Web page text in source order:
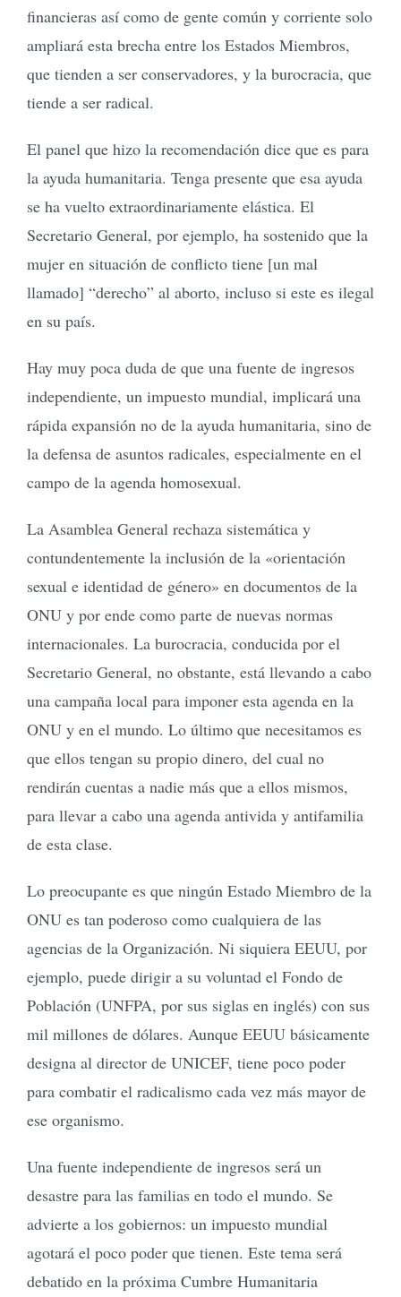
financieras así como de gente común y corriente solo
ampliará esta brecha entre los Estados Miembros,
que tienden a ser conservadores, y la burocracia, que
tiende a ser radical.
El panel que hizo la recomendación dice que es para
la ayuda humanitaria. Tenga presente que esa ayuda
se ha vuelto extraordinariamente elástica. El
Secretario General, por ejemplo, ha sostenido que la
mujer en situación de conflicto tiene [un mal
llamado] “derecho” al aborto, incluso si este es ilegal
en su país.
Hay muy poca duda de que una fuente de ingresos
independiente, un impuesto mundial, implicará una
rápida expansión no de la ayuda humanitaria, sino de
la defensa de asuntos radicales, especialmente en el
campo de la agenda homosexual.
La Asamblea General rechaza sistemática y
contundentemente la inclusión de la «orientación
sexual e identidad de género» en documentos de la
ONU y por ende como parte de nuevas normas
internacionales. La burocracia, conducida por el
Secretario General, no obstante, está llevando a cabo
una campaña local para imponer esta agenda en la
ONU y en el mundo. Lo último que necesitamos es
que ellos tengan su propio dinero, del cual no
rendirán cuentas a nadie más que a ellos mismos,
para llevar a cabo una agenda antivida y antifamilia
de esta clase.
Lo preocupante es que ningún Estado Miembro de la
ONU es tan poderoso como cualquiera de las
agencias de la Organización. Ni siquiera EEUU, por
ejemplo, puede dirigir a su voluntad el Fondo de
Población (UNFPA, por sus siglas en inglés) con sus
mil millones de dólares. Aunque EEUU básicamente
designa al director de UNICEF, tiene poco poder
para combatir el radicalismo cada vez más mayor de
ese organismo.
Una fuente independiente de ingresos será un
desastre para las familias en todo el mundo. Se
advierte a los gobiernos: un impuesto mundial
agotará el poco poder que tienen. Este tema será
debatido en la próxima Cumbre Humanitaria